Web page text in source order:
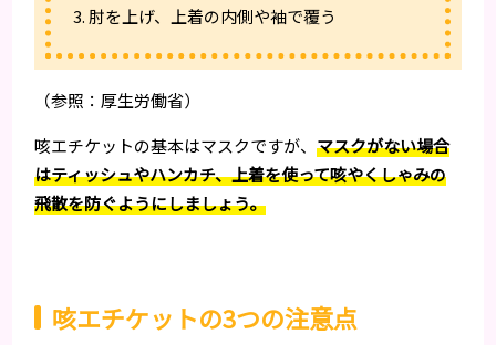
3. 肘を上げ、上着の内側や袖で覆う
（参照：厚生労働省）
咳エチケットの基本はマスクですが、マスクがない場合
はティッシュやハンカチ、上着を使って咳やくしゃみの
飛散を防ぐようにしましょう。
咳エチケットの3つの注意点